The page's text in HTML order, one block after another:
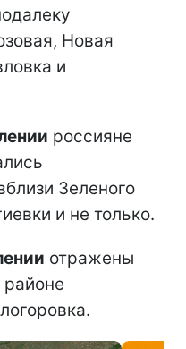
Новая
и
россияне
Зеленого
и не только.
отражены